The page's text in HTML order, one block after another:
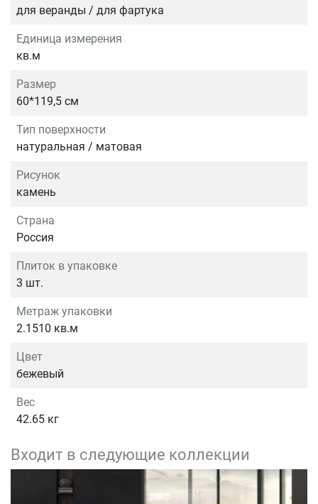
для веранды / для фартука
Единица измерения
кв.м
Размер
60*119,5 см
Тип поверхности
натуральная / матовая
Рисунок
камень
Страна
Россия
Плиток в упаковке
3 шт.
Метраж упаковки
2.1510 кв.м
Цвет
бежевый
Вес
42.65 кг
Входит в следующие коллекции